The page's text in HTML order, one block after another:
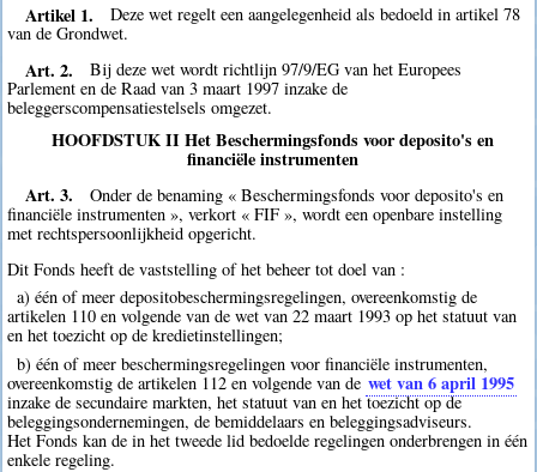
Artikel 1.
Deze wet regelt een aangelegenheid als bedoeld in artikel 78
van de Grondwet.
Art. 2.
Bij deze wet wordt richtlijn 97/9/EG van het Europees
Parlement en de Raad van 3 maart 1997 inzake de
beleggerscompensatiestelsels omgezet.
HOOFDSTUK II Het Beschermingsfonds voor deposito's en
financiële instrumenten
Art. 3.
Onder de benaming « Beschermingsfonds voor deposito's en
financiële instrumenten », verkort « FIF », wordt een openbare instelling
met rechtspersoonlijkheid opgericht.
Dit Fonds heeft de vaststelling of het beheer tot doel van :
a) één of meer depositobeschermingsregelingen, overeenkomstig de
artikelen 110 en volgende van de wet van 22 maart 1993 op het statuut van
en het toezicht op de kredietinstellingen;
b) één of meer beschermingsregelingen voor financiële instrumenten,
overeenkomstig de artikelen 112 en volgende van de wet van 6 april 1995
inzake de secundaire markten, het statuut van en het toezicht op de
beleggingsondernemingen, de bemiddelaars en beleggingsadviseurs.
Het Fonds kan de in het tweede lid bedoelde regelingen onderbrengen in één
enkele regeling.